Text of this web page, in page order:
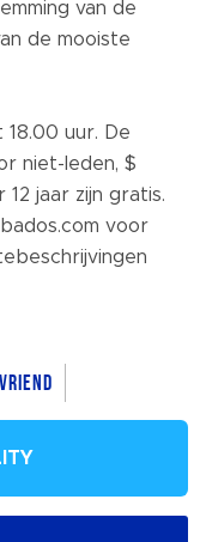
van de
de mooiste
18.00 uur. De
niet-leden, $
jaar zijn gratis.
voor